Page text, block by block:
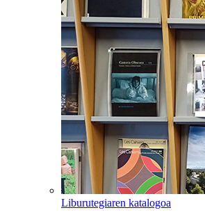
Liburutegiaren katalogoa